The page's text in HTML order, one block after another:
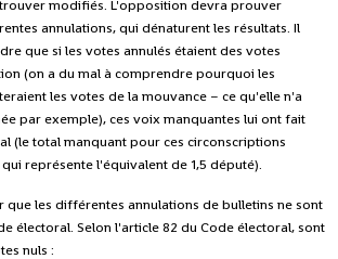
modifiés. L'opposition devra prouver
annulations, qui dénaturent les résultats. Il
que si les votes annulés étaient des votes
(on a du mal à comprendre pourquoi les
les votes de la mouvance – ce qu'elle n'a
par exemple), ces voix manquantes lui ont fait
(le total manquant pour ces circonscriptions
représente l'équivalent de 1,5 député).
les différentes annulations de bulletins ne sont
électoral. Selon l'article 82 du Code électoral, sont
nuls :